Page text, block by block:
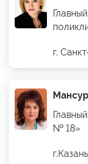
г.
№ 18»
г.Казань